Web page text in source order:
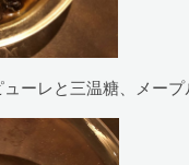
ーレと三温糖、メープ